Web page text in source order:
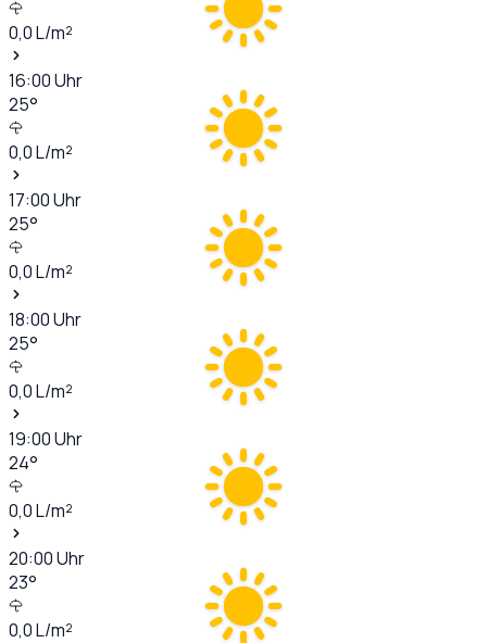
0,0L/m²
16:00Uhr
25°
0,0L/m²
17:00Uhr
25°
0,0L/m²
18:00Uhr
25°
0,0L/m²
19:00Uhr
24°
0,0L/m²
20:00Uhr
23°
0,0L/m²